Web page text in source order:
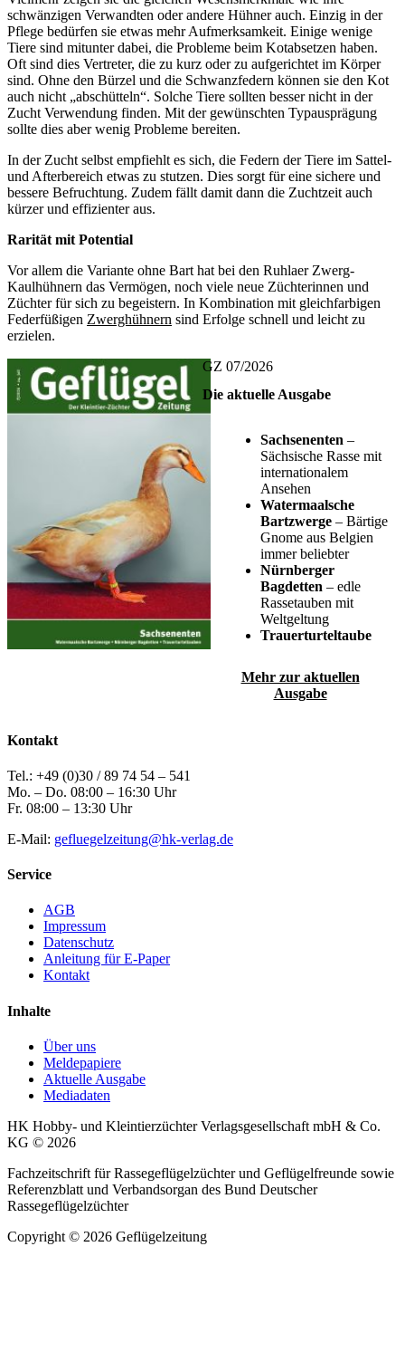
schwänzigen Verwandten oder andere Hühner auch. Einzig in der
Pflege bedürfen sie etwas mehr Aufmerksamkeit. Einige wenige
Tiere sind mitunter dabei, die Probleme beim Kotabsetzen haben.
Oft sind dies Vertreter, die zu kurz oder zu aufgerichtet im Körper
sind. Ohne den Bürzel und die Schwanzfedern können sie den Kot
auch nicht „abschütteln“. Solche Tiere sollten besser nicht in der
Zucht Verwendung finden. Mit der gewünschten Typausprägung
sollte dies aber wenig Probleme bereiten.
In der Zucht selbst empfiehlt es sich, die Federn der Tiere im Sattel-
und Afterbereich etwas zu stutzen. Dies sorgt für eine sichere und
bessere Befruchtung. Zudem fällt damit dann die Zuchtzeit auch
kürzer und effizienter aus.
Rarität mit Potential
Vor allem die Variante ohne Bart hat bei den Ruhlaer Zwerg-
Kaulhühnern das Vermögen, noch viele neue Züchterinnen und
Züchter für sich zu begeistern. In Kombination mit gleichfarbigen
Federfüßigen Zwerghühnern sind Erfolge schnell und leicht zu
erzielen.
GZ 07/2026
Die aktuelle Ausgabe
Sachsenenten –
Sächsische Rasse mit
internationalem
Ansehen
Watermaalsche
Bartzwerge – Bärtige
Gnome aus Belgien
immer beliebter
Nürnberger
Bagdetten – edle
Rassetauben mit
Weltgeltung
Trauerturteltaube
Mehr zur aktuellen
Ausgabe
Kontakt
Tel.: +49 (0)30 / 89 74 54 – 541
Mo. – Do. 08:00 – 16:30 Uhr
Fr. 08:00 – 13:30 Uhr
E-Mail: gefluegelzeitung@hk-verlag.de
Service
AGB
Impressum
Datenschutz
Anleitung für E-Paper
Kontakt
Inhalte
Über uns
Meldepapiere
Aktuelle Ausgabe
Mediadaten
HK Hobby- und Kleintierzüchter Verlagsgesellschaft mbH & Co.
KG © 2026
Fachzeitschrift für Rassegeflügelzüchter und Geflügelfreunde sowie
Referenzblatt und Verbandsorgan des Bund Deutscher
Rassegeflügelzüchter
Copyright © 2026 Geflügelzeitung